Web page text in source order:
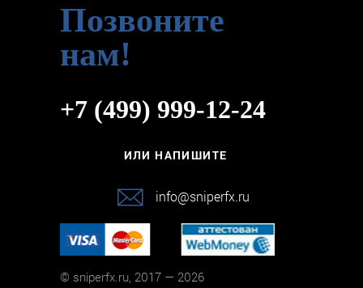
Позвоните
нам!
+7 (499) 999-12-24
ИЛИ НАПИШИТЕ
info@sniperfx.ru
© sniperfx.ru, 2017 — 2026